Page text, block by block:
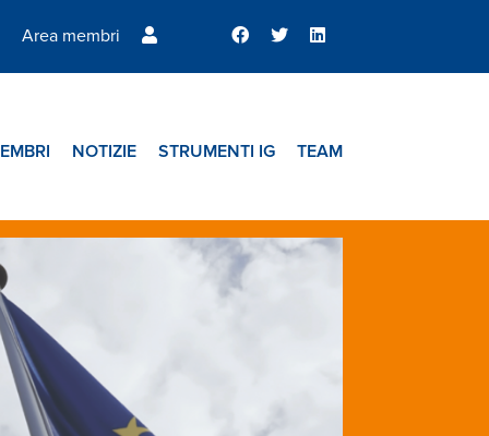
Area membri
NOTIZIE STRUMENTI IG TEAM